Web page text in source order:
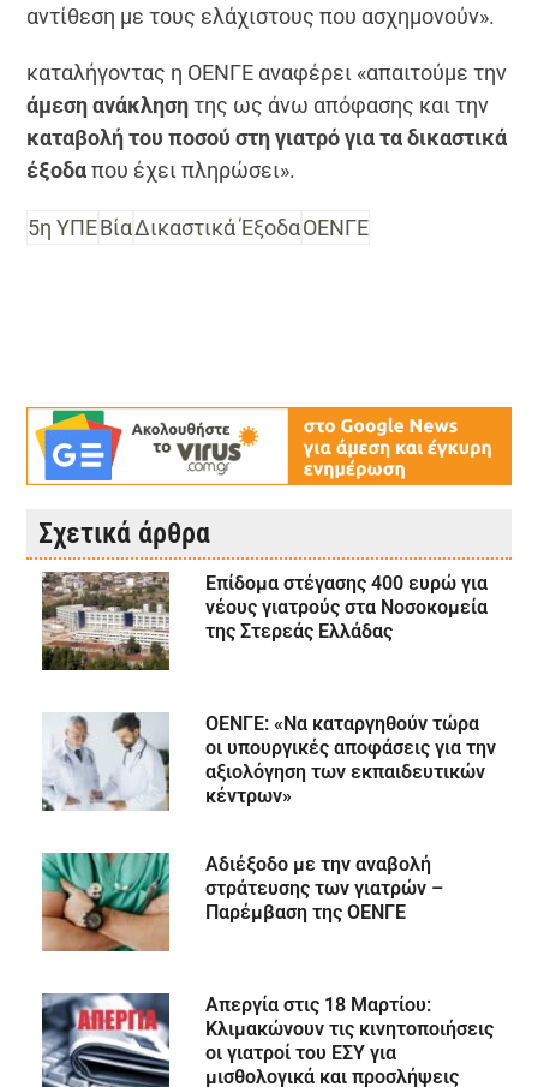
αντίθεση με τους ελάχιστους που ασχημονούν».
καταλήγοντας η ΟΕΝΓΕ αναφέρει «απαιτούμε την
άμεση ανάκλησητης ως άνω απόφασης και την
καταβολή του ποσού στη γιατρό για τα δικαστικά
έξοδαπου έχει πληρώσει».
5η ΥΠΕΒίαΔικαστικά ΈξοδαΟΕΝΓΕ
Σχετικά άρθρα
Επίδομα στέγασης 400 ευρώ για
νέους γιατρούς στα Νοσοκομεία
της Στερεάς Ελλάδας
ΟΕΝΓΕ: «Να καταργηθούν τώρα
οι υπουργικές αποφάσεις για την
αξιολόγηση των εκπαιδευτικών
κέντρων»
Αδιέξοδο με την αναβολή
στράτευσης των γιατρών –
Παρέμβαση της ΟΕΝΓΕ
Απεργία στις 18 Μαρτίου:
Κλιμακώνουν τις κινητοποιήσεις
οι γιατροί του ΕΣΥ για
μισθολογικά και προσλήψεις